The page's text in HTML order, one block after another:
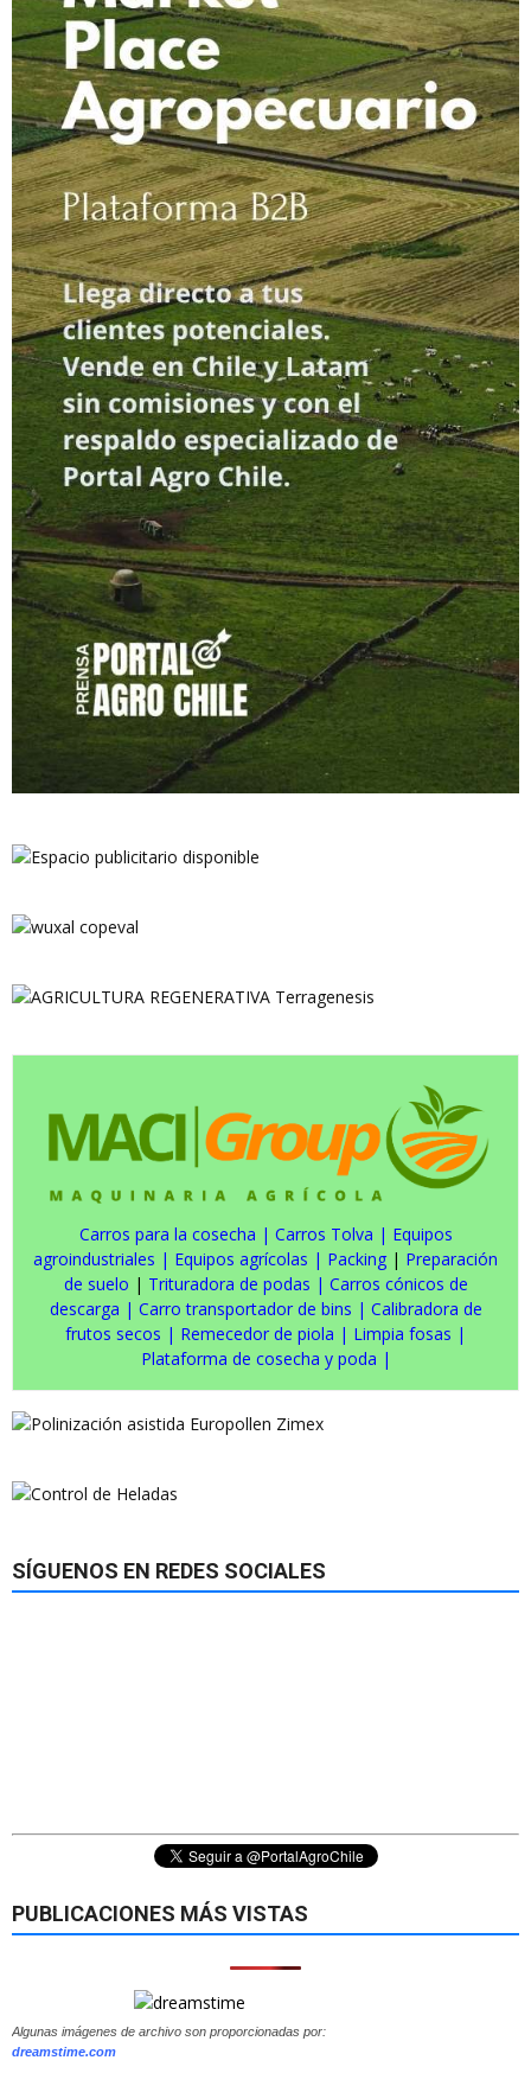
Carros para la cosecha | Carros Tolva | Equipos
agroindustriales | Equipos agrícolas | Packing | Preparación
de suelo | Trituradora de podas | Carros cónicos de
descarga | Carro transportador de bins | Calibradora de
frutos secos | Remecedor de piola | Limpia fosas |
Plataforma de cosecha y poda |
SÍGUENOS EN REDES SOCIALES
PUBLICACIONES MÁS VISTAS
Algunas imágenes de archivo son proporcionadas por:
dreamstime.com